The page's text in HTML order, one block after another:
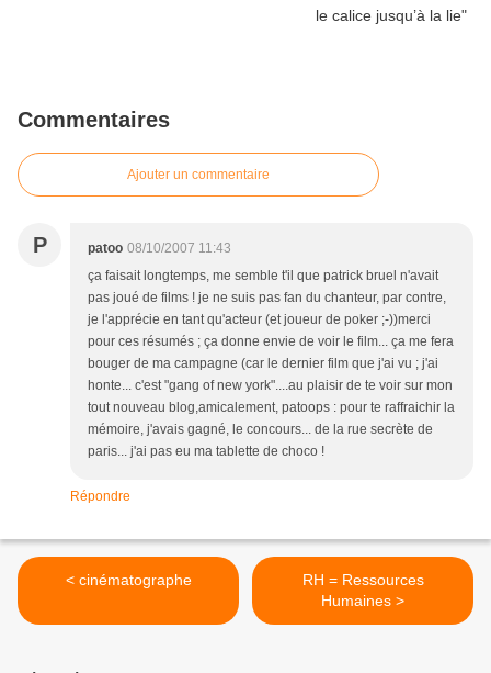
Commentaires
Ajouter un commentaire
P patoo 08/10/2007 11:43
ça faisait longtemps, me semble t'il que patrick bruel n'avait
pas joué de films ! je ne suis pas fan du chanteur, par contre,
je l'apprécie en tant qu'acteur (et joueur de poker ;-))merci
pour ces résumés ; ça donne envie de voir le film... ça me fera
bouger de ma campagne (car le dernier film que j'ai vu ; j'ai
honte... c'est "gang of new york"....au plaisir de te voir sur mon
tout nouveau blog,amicalement, patoops : pour te raffraichir la
mémoire, j'avais gagné, le concours... de la rue secrète de
paris... j'ai pas eu ma tablette de choco !
Répondre
< cinématographe
RH = Ressources
Humaines >